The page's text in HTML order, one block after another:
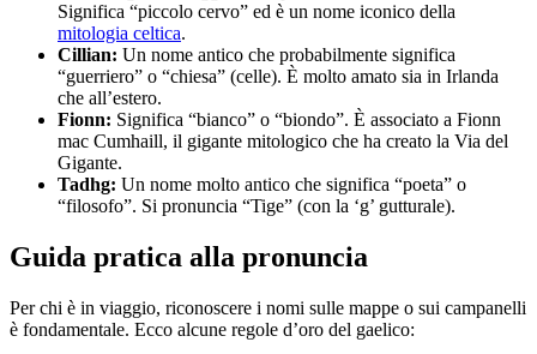
Significa “piccolo cervo” ed è un nome iconico della
mitologia celtica.
Cillian: Un nome antico che probabilmente significa
“guerriero” o “chiesa” (celle). È molto amato sia in Irlanda
che all’estero.
Fionn: Significa “bianco” o “biondo”. È associato a Fionn
mac Cumhaill, il gigante mitologico che ha creato la Via del
Gigante.
Tadhg: Un nome molto antico che significa “poeta” o
“filosofo”. Si pronuncia “Tige” (con la ‘g’ gutturale).
Guida pratica alla pronuncia
Per chi è in viaggio, riconoscere i nomi sulle mappe o sui campanelli
è fondamentale. Ecco alcune regole d’oro del gaelico: